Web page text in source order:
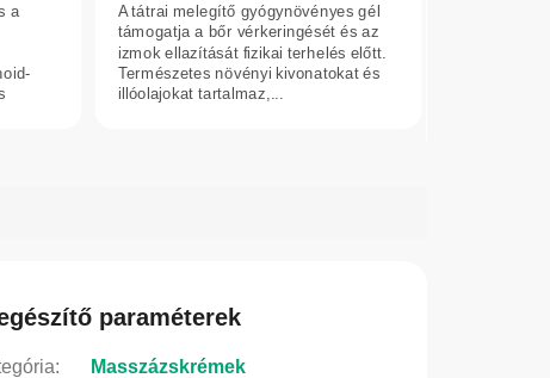
a A tátrai melegítő gyógynövényes gél
támogatja a bőr vérkeringését és az
izmok ellazítását fizikai terhelés előtt.
Természetes növényi kivonatokat és
illóolajokat tartalmaz,...
paraméterek
:
Masszázskrémek